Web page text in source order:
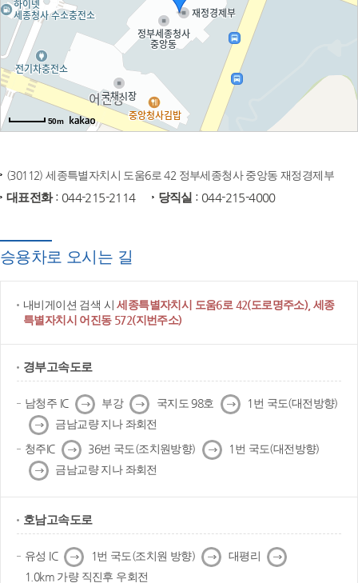
50m
(30112) 세종특별자치시 도움6로 42 정부세종청사 중앙동 재정경제부
대표전화: 044-215-2114 당직실 : 044-215-4000
승용차로 오시는 길
내비게이션 검색 시세종특별자치시 도움6로 42(도로명주소), 세종
특별자치시 어진동 572(지번주소)
경부고속도로
남청주 IC 다
음
부강 다
음
국지도 98호 다
음
1번 국도(대전방향)
다
음
금남교량 지나 좌회전
청주IC 다
음
36번 국도(조치원방향) 다
음
1번 국도(대전방향)
다
음
금남교량 지나 좌회전
호남고속도로
유성 IC 다
음
1번 국도(조치원 방향) 다
음
대평리 다
음
1.0km 가량 직진후 우회전